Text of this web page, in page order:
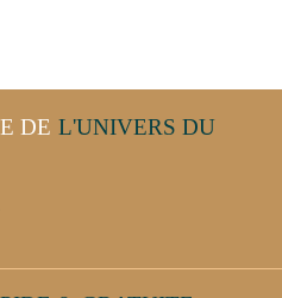
DE L'UNIVERS DU